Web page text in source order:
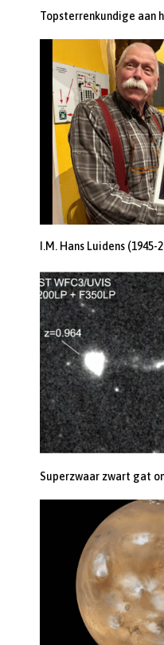
Topsterrenkundige aan
I.M. Hans Luidens (1945-
Superzwaar zwart gat